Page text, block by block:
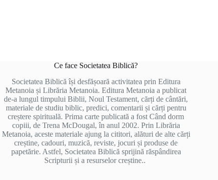
Ce face Societatea Biblică?
Societatea Biblică își desfășoară activitatea prin Editura
Metanoia și Librăria Metanoia. Editura Metanoia a publicat
de-a lungul timpului Biblii, Noul Testament, cărți de cântări,
materiale de studiu biblic, predici, comentarii și cărți pentru
creștere spirituală. Prima carte publicată a fost Când dorm
copiii, de Trena McDougal, în anul 2002. Prin Librăria
Metanoia, aceste materiale ajung la cititori, alături de alte cărți
creștine, cadouri, muzică, reviste, jocuri și produse de
papetărie. Astfel, Societatea Biblică sprijină răspândirea
Scripturii și a resurselor creștine..